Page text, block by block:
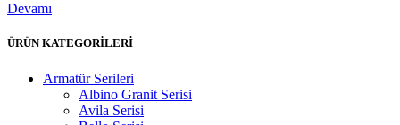
Devamı
ÜRÜN KATEGORİLERİ
Armatür Serileri
Albino Granit Serisi
Avila Serisi